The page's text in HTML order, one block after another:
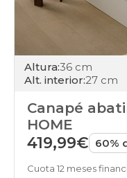
Altura:36 cm
Alt. interior:27 cm
Canapé
HOME
419,99€ 60%
Cuota 12 meses